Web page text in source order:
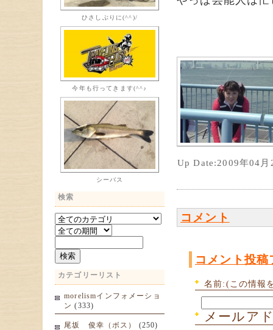
ひさしぶりに(^^)/
今年も行ってきます(^^♪
シーバス
検索
カテゴリーリスト
morelismインフォメーショ
ン (333)
尾坂 俊幸（ボス） (250)
Up Date:2009年04
コメント
コメント投稿
名前:(この情報
メールア